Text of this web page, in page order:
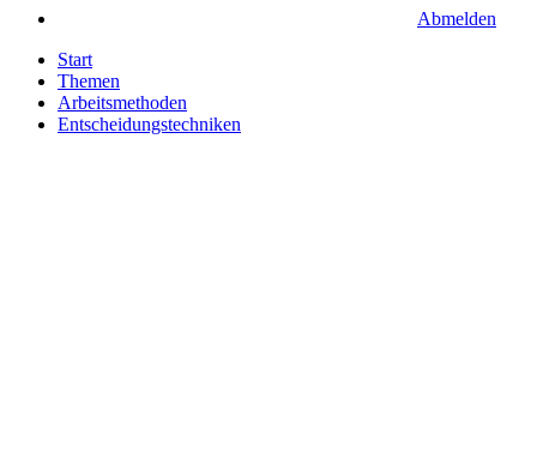
Abmelden
Start
Themen
Arbeitsmethoden
Entscheidungstechniken